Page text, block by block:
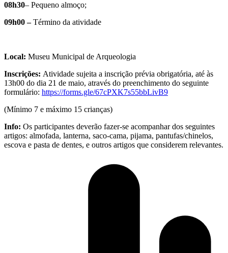
08h30– Pequeno almoço;
09h00 –Término da atividade
Local: Museu Municipal de Arqueologia
Inscrições: Atividade sujeita a inscrição prévia obrigatória, até às
13h00 do dia 21 de maio, através do preenchimento do seguinte
formulário: https://forms.gle/67cPXK7s55bbLivB9
(Mínimo 7 e máximo 15 crianças)
Info: Os participantes deverão fazer-se acompanhar dos seguintes
artigos: almofada, lanterna, saco-cama, pijama, pantufas/chinelos,
escova e pasta de dentes, e outros artigos que considerem relevantes.